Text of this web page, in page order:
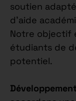
soutien adapté
d’aide
Notre objectif
étudiants de
potentiel.